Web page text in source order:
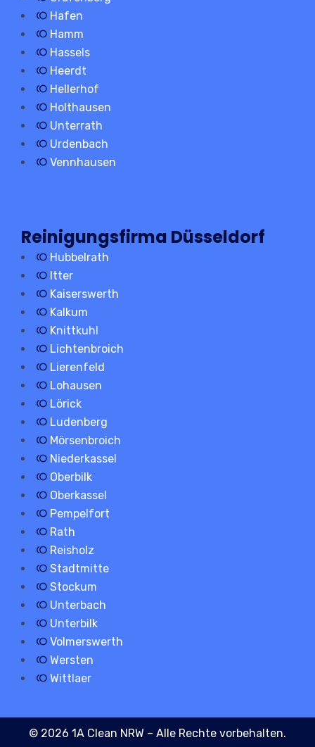
Hafen
Hamm
Hassels
Heerdt
Hellerhof
Holthausen
Unterrath
Urdenbach
Vennhausen
Reinigungsfirma Düsseldorf
Hubbelrath
Itter
Kaiserswerth
Kalkum
Knittkuhl
Lichtenbroich
Lierenfeld
Lohausen
Lörick
Ludenberg
Mörsenbroich
Niederkassel
Oberbilk
Oberkassel
Pempelfort
Rath
Reisholz
Stadtmitte
Stockum
Unterbach
Unterbilk
Volmerswerth
Wersten
Wittlaer
© 2026 1A Clean NRW – Alle Rechte vorbehalten.